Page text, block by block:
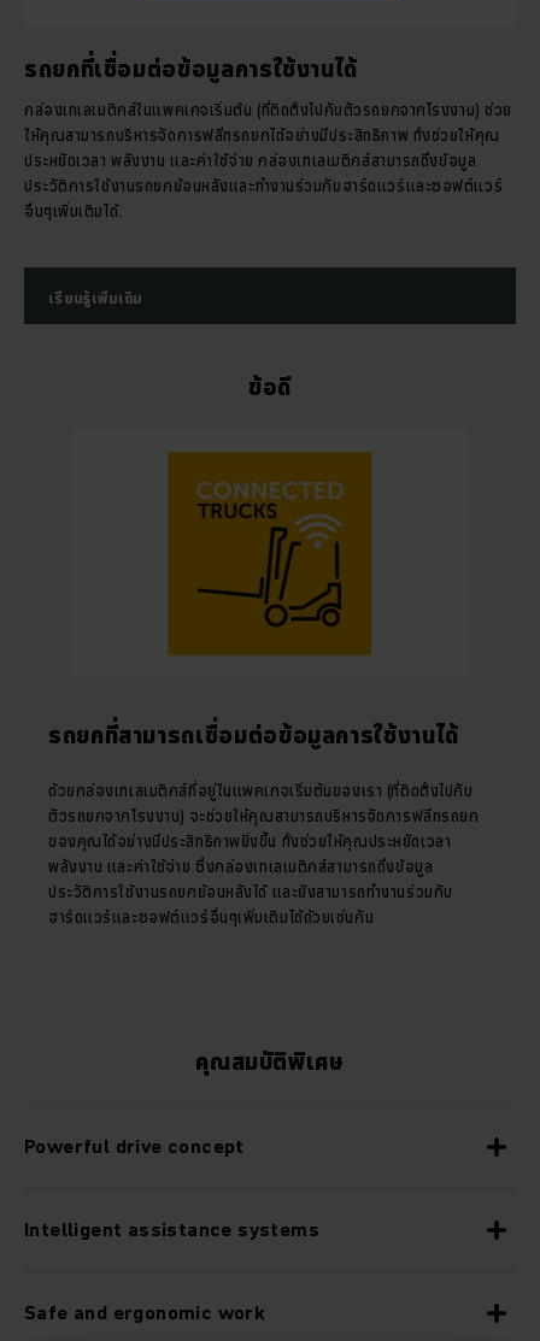
รถยกที่เชื่อมต่อข้อมูลการใช้งานได้
กล่องเทเลเมติกส์ในแพคเกจเริ่มต้น (ที่ติดตั้งไปกับตัวรถยกจากโรงงาน) ช่วย
ให้คุณสามารถบริหารจัดการฟลีทรถยกได้อย่างมีประสิทธิภาพ ทั้งช่วยให้คุณ
ประหยัดเวลา พลังงาน และค่าใช้จ่าย กล่องเทเลเมติกส์สามารถดึงข้อมูล
ประวัติการใช้งานรถยกย้อนหลังและทำงานร่วมกับฮาร์ดแวร์และซอฟต์แวร์
อื่นๆเพิ่มเติมได้.
เรียนรู้เพิ่มเติม
ข้อดี
รถยกที่สามารถเชื่อมต่อข้อมูลการใช้งานได้
ด้วยกล่องเทเลเมติกส์ที่อยู่ในแพคเกจเริ่มต้นของเรา (ที่ติดตั้งไปกับ
ตัวรถยกจากโรงงาน) จะช่วยให้คุณสามารถบริหารจัดการฟลีทรถยก
ของคุณได้อย่างมีประสิทธิภาพยิ่งขึ้น ทั้งช่วยให้คุณประหยัดเวลา
พลังงาน และค่าใช้จ่าย ซึ่งกล่องเทเลเมติกส์สามารถดึงข้อมูล
ประวัติการใช้งานรถยกย้อนหลังได้ และยังสามารถทำงานร่วมกับ
ฮาร์ดแวร์และซอฟต์แวร์อื่นๆเพิ่มเติมได้ด้วยเช่นกัน
คุณสมบัติพิเศษ
Powerful drive concept
Intelligent assistance systems
Safe and ergonomic work